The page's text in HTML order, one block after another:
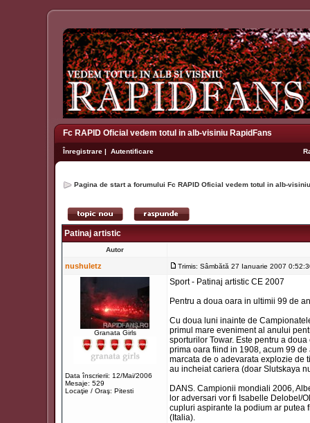
Fc RAPID Oficial vedem totul in alb-visiniu RapidFans
Înregistrare | Autentificare
Pagina de start a forumului Fc RAPID Oficial vedem totul in alb-
Patinaj artistic
Autor
nushuletz Trimis: Sâmbătă 27 Ianuarie 2007
Granata Girls
Data înscrierii: 12/Mai/2006
Mesaje: 529
Locaţie / Oraş: Pitesti
Sport - Patinaj artistic CE 2007
Pentru a doua oara in ultimii 99 de
Cu doua luni inainte de
primul mare eveniment al anului
sporturilor Towar. Este pentru a
prima oara fiind in 1908, acum 99
marcata de o adevarata explozie de
au incheiat cariera (doar Slutskaya
DANS. Campionii mondiali 2006,
lor adversari vor fi Isabelle Delobel/
cupluri aspirante la podium ar putea
(Italia).